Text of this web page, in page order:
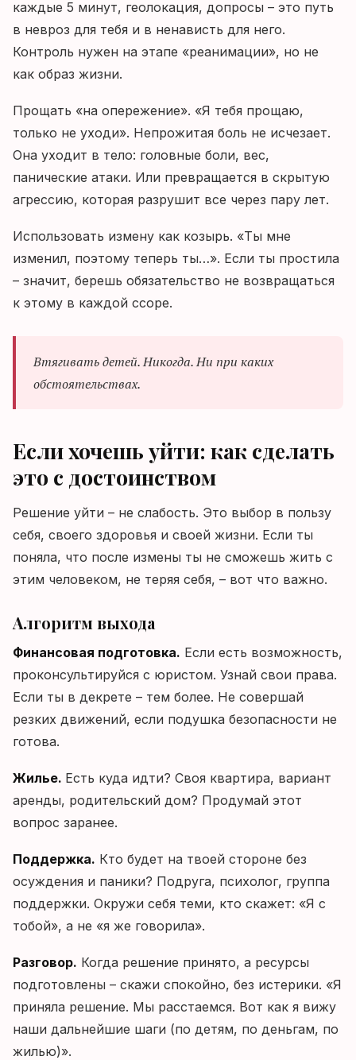
каждые 5 минут, геолокация, допросы – это путь
в невроз для тебя и в ненависть для него.
Контроль нужен на этапе «реанимации», но не
как образ жизни.
Прощать «на опережение». «Я тебя прощаю,
только не уходи». Непрожитая боль не исчезает.
Она уходит в тело: головные боли, вес,
панические атаки. Или превращается в скрытую
агрессию, которая разрушит все через пару лет.
Использовать измену как козырь. «Ты мне
изменил, поэтому теперь ты…». Если ты простила
– значит, берешь обязательство не возвращаться
к этому в каждой ссоре.
Втягивать детей. Никогда. Ни при каких
обстоятельствах.
Если хочешь уйти: как сделать
это с достоинством
Решение уйти – не слабость. Это выбор в пользу
себя, своего здоровья и своей жизни. Если ты
поняла, что после измены ты не сможешь жить с
этим человеком, не теряя себя, – вот что важно.
Алгоритм выхода
Финансовая подготовка. Если есть возможность,
проконсультируйся с юристом. Узнай свои права.
Если ты в декрете – тем более. Не совершай
резких движений, если подушка безопасности не
готова.
Жилье. Есть куда идти? Своя квартира, вариант
аренды, родительский дом? Продумай этот
вопрос заранее.
Поддержка. Кто будет на твоей стороне без
осуждения и паники? Подруга, психолог, группа
поддержки. Окружи себя теми, кто скажет: «Я с
тобой», а не «я же говорила».
Разговор. Когда решение принято, а ресурсы
подготовлены – скажи спокойно, без истерики. «Я
приняла решение. Мы расстаемся. Вот как я вижу
наши дальнейшие шаги (по детям, по деньгам, по
жилью)».